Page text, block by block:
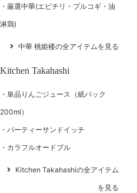
厳選中華(エビチリ・プルコギ・油
淋鶏)
中華 桃姫楼の全アイテムを見る
Kitchen Takahashi
単品りんごジュース（紙パック
200ml）
パーティーサンドイッチ
カラフルオードブル
Kitchen Takahashiの全アイテム
を見る